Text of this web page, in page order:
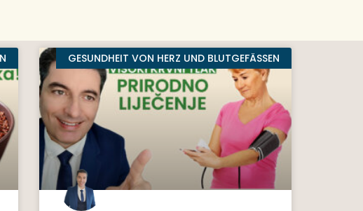
GESUNDHEIT VON HERZ UND BLUTGEFÄSSEN